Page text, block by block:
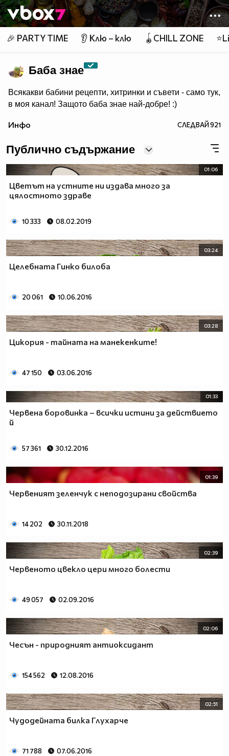
Member of
👾
🎉 PARTY TIME 👂 Клю – клю 🪀CHILL ZONE
Баба знае
Всякакви бабини рецепти, хитринки и съвети - само тук,
в моя канал! Защото баба знае най-добре! :)
Инфо СЛЕДВАЙ921
Публично съдържание
01:06
Цветът на устните ни издава много за
цялостното здраве
10 333 08.02.2019
03:24
Целебната Гинко билоба
20 061 10.06.2016
03:28
Цикория - тайната на манекенките!
47 150 03.06.2016
01:33
Червена боровинка – всички истини за действието
й
57 361 30.12.2016
01:39
Червеният зеленчук с неподозирани свойства
14 202 30.11.2018
02:39
Червеното цвекло цери много болести
49 057 02.09.2016
02:06
Чесън - природният антиоксидант
154 562 12.08.2016
02:51
Чудодейната билка Глухарче
71 788 07.06.2016